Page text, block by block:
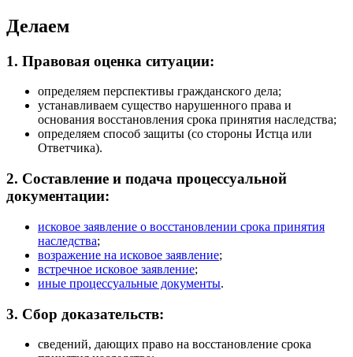
Делаем
1. Правовая оценка ситуации:
определяем перспективы гражданского дела;
устанавливаем существо нарушенного права и
основания восстановления срока принятия наследства;
определяем способ защиты (со стороны Истца или
Ответчика).
2. Составление и подача процессуальной
документации:
исковое заявление о восстановлении срока принятия
наследства;
возражение на исковое заявление;
встречное исковое заявление;
иные процессуальные документы.
3. Сбор доказательств:
сведений, дающих право на восстановление срока